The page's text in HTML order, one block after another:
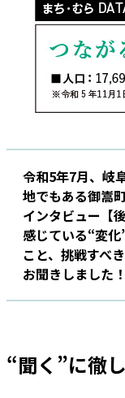
令和5年7月、岐
地でもある御嵩
インタビュー【
感じている“変
こと、挑戦すべ
お聞きしました！
“聞く”に徹